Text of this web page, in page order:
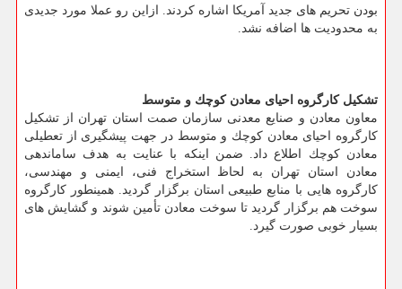
بودن تحریم های جدید آمریكا اشاره كردند. ازاین رو عملا مورد جدیدی
به محدودیت ها اضافه نشد.
تشكیل كارگروه احیای معادن كوچك و متوسط
معاون معادن و صنایع معدنی سازمان صمت استان تهران از تشكیل
كارگروه احیای معادن كوچك و متوسط در جهت پیشگیری از تعطیلی
معادن كوچك اطلاع داد. ضمن اینكه با عنایت به هدف ساماندهی
معادن استان تهران به لحاظ استخراج فنی، ایمنی و مهندسی،
كارگروه هایی با منابع طبیعی استان برگزار گردید. همینطور كارگروه
سوخت هم برگزار گردید تا سوخت معادن تأمین شوند و گشایش های
بسیار خوبی صورت گیرد.